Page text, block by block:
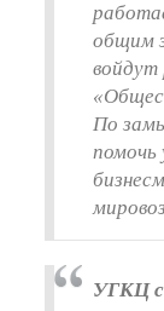
общим
войдут
По
помочь
УГКЦ